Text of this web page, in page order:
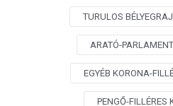
TURULOS
ARATÓ-
EGYÉB KORONA-
PENGŐ-FILLÉRES